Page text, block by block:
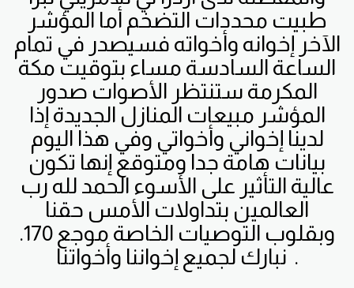
طبيت محددات التضخم أما المؤشر
الآخر إخوانه وأخواته فسيصدر في تمام
الساعة السادسة مساء بتوقيت مكة
المكرمة ستنتظر الأصوات صدور
المؤشر مبيعات المنازل الجديدة إذا
لدينا إخواني وأخواتي وفي هذا اليوم
بيانات هامة جدا ومتوقع إنها تكون
عالية التأثير على الأسوء الحمد لله رب
العالمين بتداولات الأمس حقنا
وبقلوب التوصيات الخاصة موجع 170.
.